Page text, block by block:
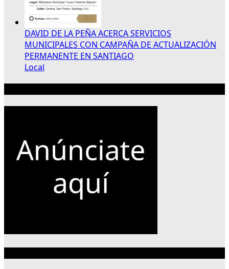
DAVID DE LA PEÑA ACERCA SERVICIOS
MUNICIPALES CON CAMPAÑA DE ACTUALIZACIÓN
PERMANENTE EN SANTIAGO
Local